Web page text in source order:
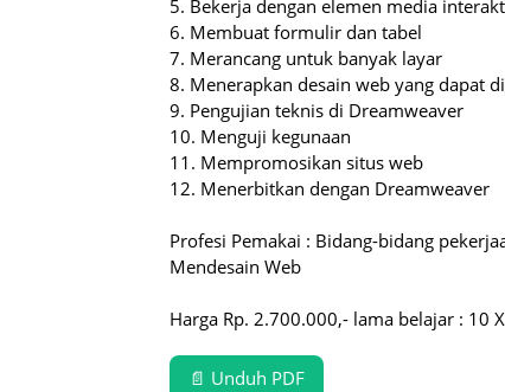
5. Bekerja dengan elemen media
6. Membuat formulir dan tabel
7. Merancang untuk banyak layar
8. Menerapkan desain web yang dapat
9. Pengujian teknis di Dreamweaver
10. Menguji kegunaan
11. Mempromosikan situs web
12. Menerbitkan dengan Dreamweaver
Profesi Pemakai : Bidang-bidang
Mendesain Web
Harga Rp. 2.700.000,- lama belajar : 10
📄 Unduh PDF